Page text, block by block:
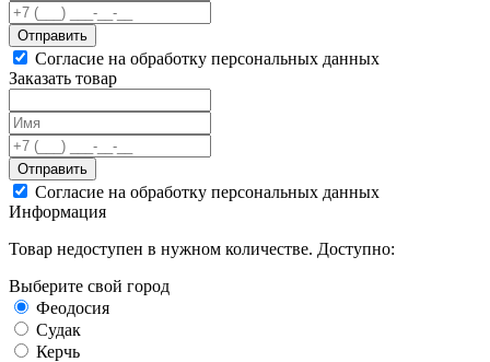
Отправить
Согласие на обработку персональных данных
Заказать товар
Отправить
Согласие на обработку персональных данных
Информация
Товар недоступен в нужном количестве. Доступно:
Выберите свой город
Феодосия
Судак
Керчь